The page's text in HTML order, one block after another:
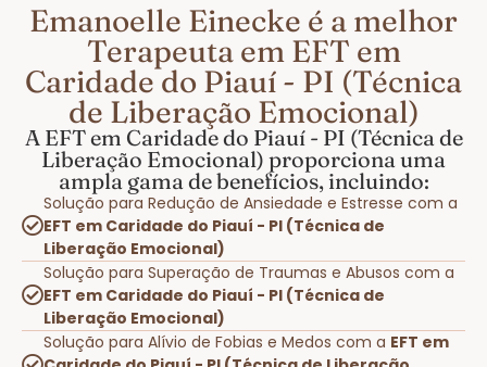
Emanoelle Einecke é a melhor
Terapeuta em EFT em
Caridade do Piauí - PI (Técnica
de Liberação Emocional)
A EFT em Caridade do Piauí - PI (Técnica de
Liberação Emocional) proporciona uma
ampla gama de benefícios, incluindo:
Solução para Redução de Ansiedade e Estresse com a
EFT em Caridade do Piauí - PI (Técnica de
Liberação Emocional)
Solução para Superação de Traumas e Abusos com a
EFT em Caridade do Piauí - PI (Técnica de
Liberação Emocional)
Solução para Alívio de Fobias e Medos com a EFT em